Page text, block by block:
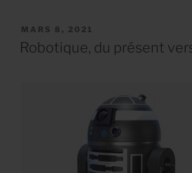
PUBLIÉ
LE
MARS 8, 2021
Robotique, du présent